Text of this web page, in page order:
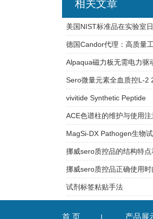
相关文章
美国NIST标准品在实验室
Alpaqua磁力板无需电力驱
Sero微量元素全血质控L-2
vivitide Synthetic Peptide
ACE色谱柱的维护与使用注
挪威sero质控品的结构特
挪威sero质控品正确使用
试剂标签粘贴手法
首 页 | 产品展